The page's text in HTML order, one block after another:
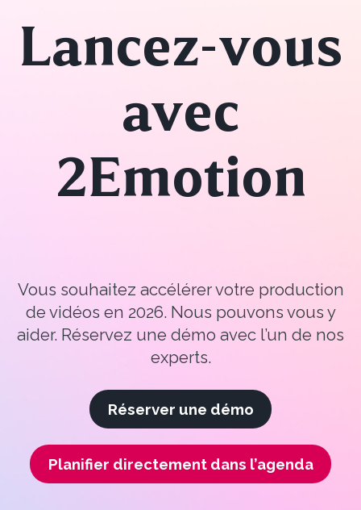
Lancez-vous
avec
2Emotion
Vous souhaitez accélérer votre production
de vidéos en 2026. Nous pouvons vous y
aider. Réservez une démo avec l’un de nos
experts.
Réserver une démo
Planifier directement dans l’agenda